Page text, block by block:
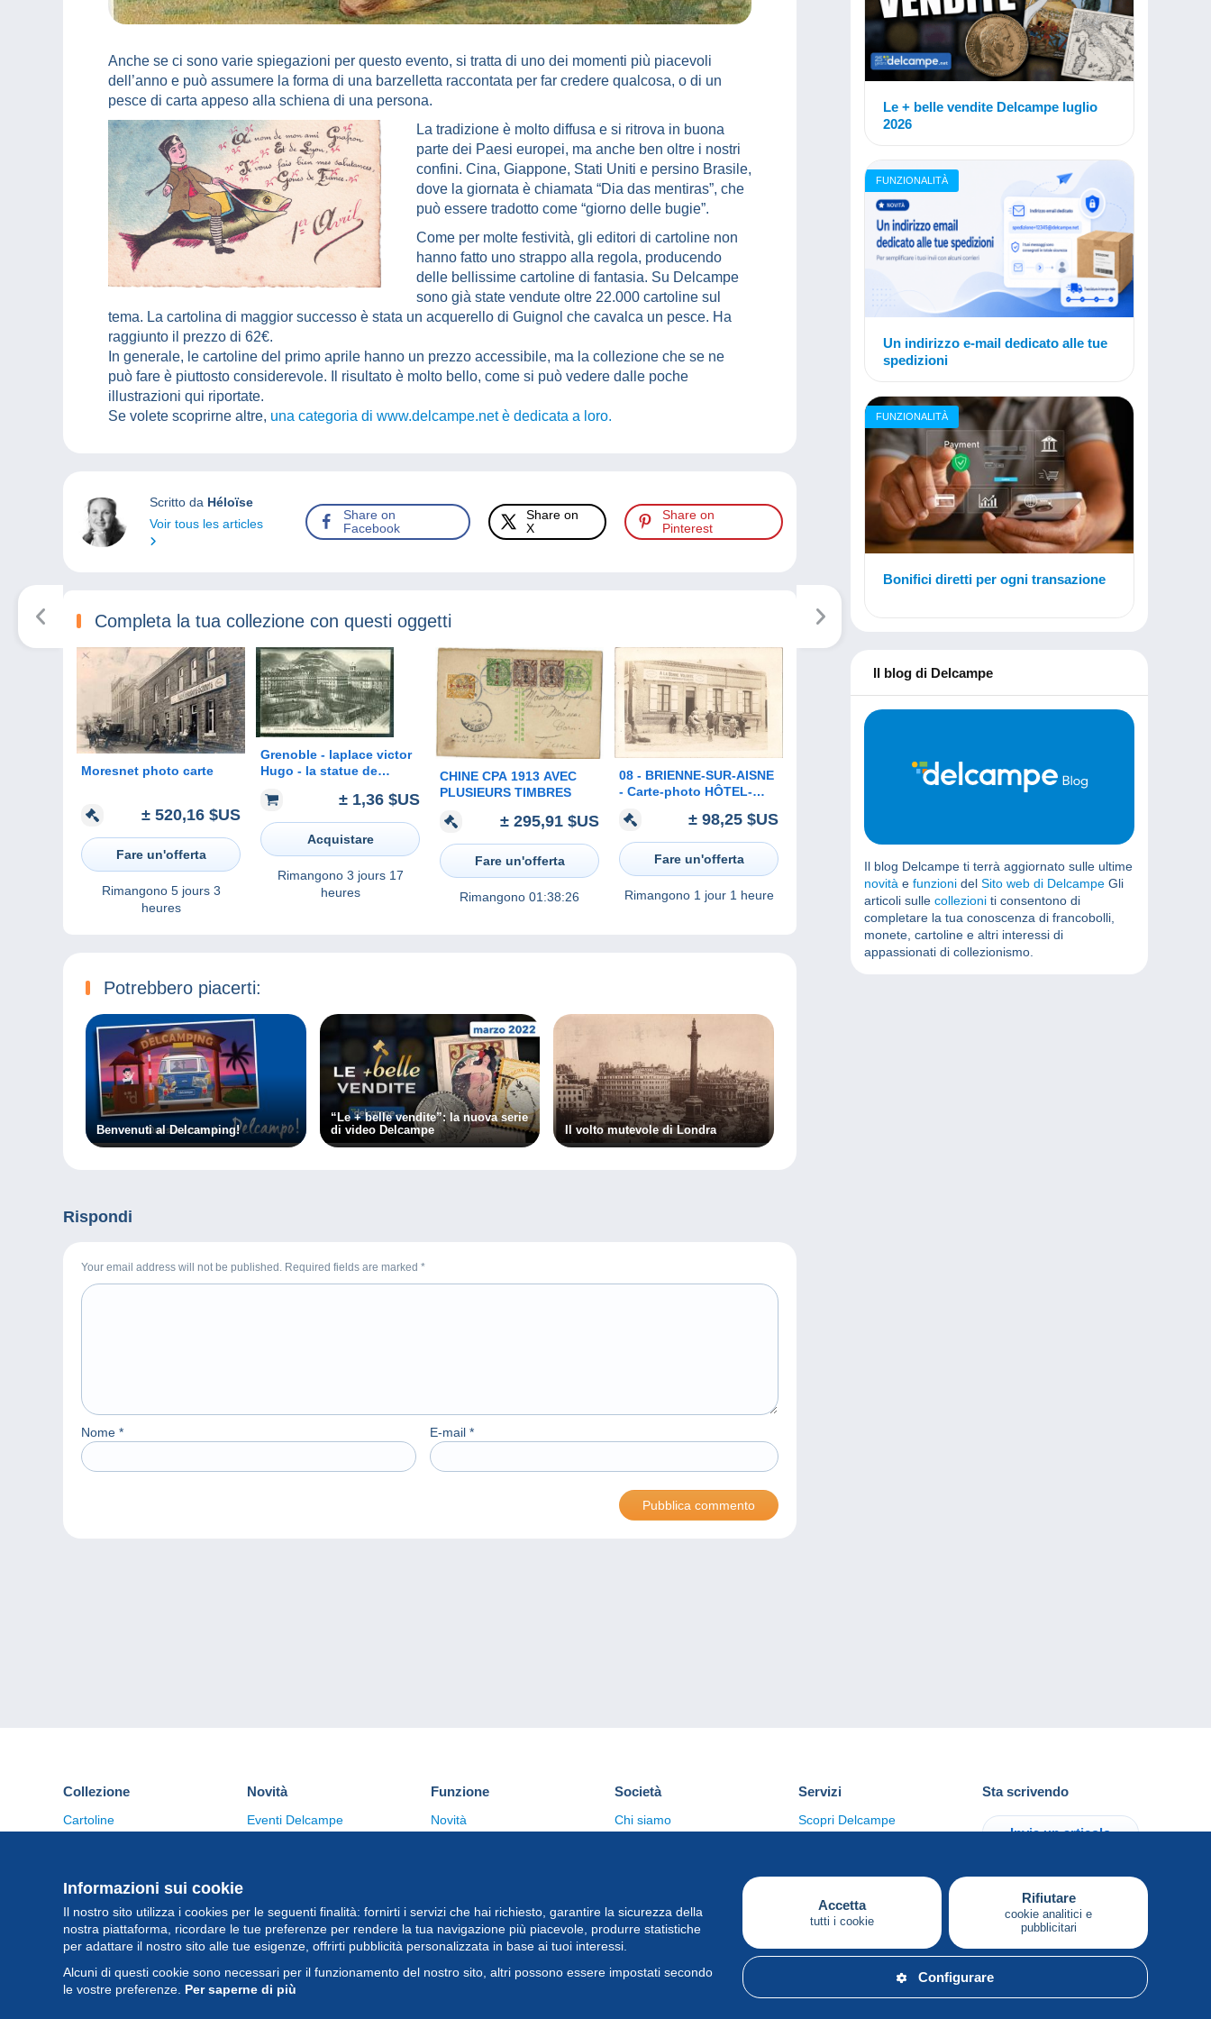
Anche se ci sono varie spiegazioni per questo evento, si tratta di uno dei momenti più piacevoli
dell’anno e può assumere la forma di una barzelletta raccontata per far credere qualcosa, o di un
pesce di carta appeso alla schiena di una persona.
La tradizione è molto diffusa e si ritrova in buona
parte dei Paesi europei, ma anche ben oltre i nostri
confini. Cina, Giappone, Stati Uniti e persino Brasile,
dove la giornata è chiamata “Dia das mentiras”, che
può essere tradotto come “giorno delle bugie”.
Come per molte festività, gli editori di cartoline non
hanno fatto uno strappo alla regola, producendo
delle bellissime cartoline di fantasia. Su Delcampe
sono già state vendute oltre 22.000 cartoline sul
tema. La cartolina di maggior successo è stata un acquerello di Guignol che cavalca un pesce. Ha
raggiunto il prezzo di 62€.
In generale, le cartoline del primo aprile hanno un prezzo accessibile, ma la collezione che se ne
può fare è piuttosto considerevole. Il risultato è molto bello, come si può vedere dalle poche
illustrazioni qui riportate.
Se volete scoprirne altre, una categoria di www.delcampe.net è dedicata a loro.
Scritto da Héloïse
Voir tous les articles
Share on
Facebook
Share on
X
Share on
Pinterest
Completa la tua collezione con questi oggetti
Moresnet photo carte
± 520,16 $US
Fare un'offerta
Rimangono 5 jours 3
heures
Grenoble - laplace victor
Hugo - la statue de
± 1,36 $US
Acquistare
Rimangono 3 jours 17
heures
CHINE CPA 1913 AVEC
PLUSIEURS TIMBRES
± 295,91 $US
Fare un'offerta
Rimangono 01:38:26
08 - BRIENNE-SUR-AISNE
- Carte-photo HÔTEL-
BONNE VOLONTÉ" -
marchand ambulant de
draps et couvertures
± 98,25 $US
Fare un'offerta
Rimangono 1 jour 1 heure
Potrebbero piacerti:
Benvenuti al Delcamping!
“Le + belle vendite”: la nuova serie
di video Delcampe
Il volto mutevole di Londra
Rispondi
Your email address will not be published. Required fields are marked *
Nome * E-mail *
Le + belle vendite Delcampe luglio
2026
FUNZIONALITÀ
Un indirizzo e-mail dedicato alle tue
spedizioni
FUNZIONALITÀ
Bonifici diretti per ogni transazione
Il blog di Delcampe
Il blog Delcampe ti terrà aggiornato sulle ultime
novità e funzioni del Sito web di Delcampe Gli
articoli sulle collezioni ti consentono di
completare la tua conoscenza di francobolli,
monete, cartoline e altri interessi di
appassionati di collezionismo.
Informazioni sui cookie
Il nostro sito utilizza i cookies per le seguenti finalità: fornirti i servizi che hai richiesto, garantire la sicurezza della
nostra piattaforma, ricordare le tue preferenze per rendere la tua navigazione più piacevole, produrre statistiche
per adattare il nostro sito alle tue esigenze, offrirti pubblicità personalizzata in base ai tuoi interessi.
Alcuni di questi cookie sono necessari per il funzionamento del nostro sito, altri possono essere impostati secondo
le vostre preferenze. Per saperne di più
Accetta
tutti i cookie
Rifiutare
cookie analitici e
pubblicitari
Configurare
Collezione
Cartoline
Altre collezioni
Novità
Eventi Delcampe
Funzione
Novità
Società
Chi siamo
Servizi
Scopri Delcampe
Sta scrivendo
Invia un articolo
Italiano